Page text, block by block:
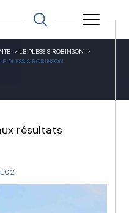
LE PLESSIS ROBINSON
PLESSIS ROBINSON
résultats